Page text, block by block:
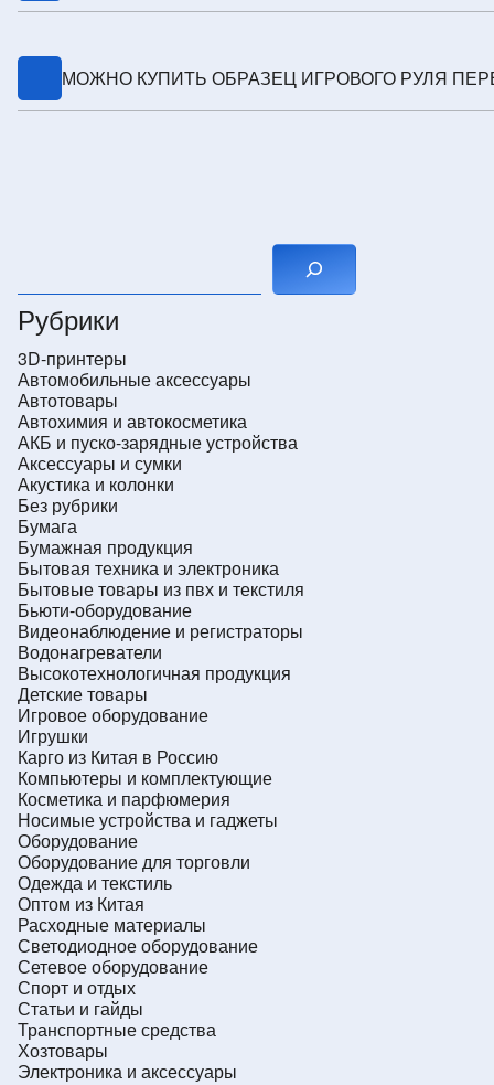
МОЖНО КУПИТЬ ОБРАЗЕЦ ИГРОВОГО РУЛЯ
Рубрики
3D-принтеры
Автомобильные аксессуары
Автотовары
Автохимия и автокосметика
АКБ и пуско-зарядные устройства
Аксессуары и сумки
Акустика и колонки
Без рубрики
Бумага
Бумажная продукция
Бытовая техника и электроника
Бытовые товары из пвх и текстиля
Бьюти-оборудование
Видеонаблюдение и регистраторы
Водонагреватели
Высокотехнологичная продукция
Детские товары
Игровое оборудование
Игрушки
Карго из Китая в Россию
Компьютеры и комплектующие
Косметика и парфюмерия
Носимые устройства и гаджеты
Оборудование
Оборудование для торговли
Одежда и текстиль
Оптом из Китая
Расходные материалы
Светодиодное оборудование
Сетевое оборудование
Спорт и отдых
Статьи и гайды
Транспортные средства
Хозтовары
Электроника и аксессуары